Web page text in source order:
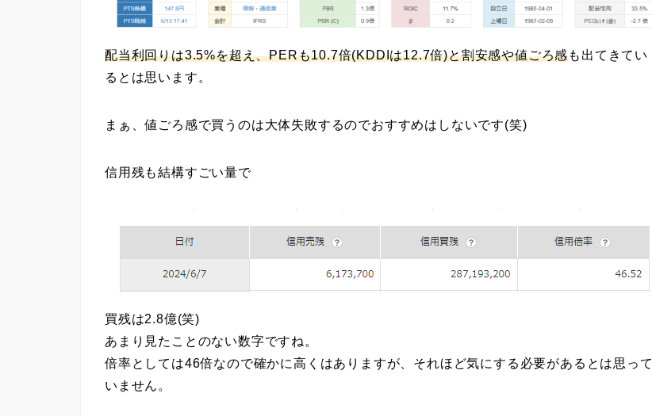
配当利回りは3.5%を超え、PERも10.7倍(KDDIは12.7倍)と割安感や値ごろ感も出てきてい
るとは思います。
まぁ、値ごろ感で買うのは大体失敗するのでおすすめはしないです(笑)
信用残も結構すごい量で
買残は2.8億(笑)
あまり見たことのない数字ですね。
倍率としては46倍なので確かに高くはありますが、それほど気にする必要があるとは思って
いません。